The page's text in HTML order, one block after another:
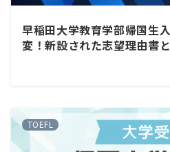
早稲田大学教育学部帰国生
変！新設された志望理由書
TOEFL